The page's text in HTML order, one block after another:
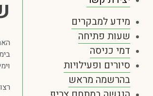
מידע למבקרים
שעות פתיחה
דמי כניסה
סיורים ופעילויות
בהרשמה מראש